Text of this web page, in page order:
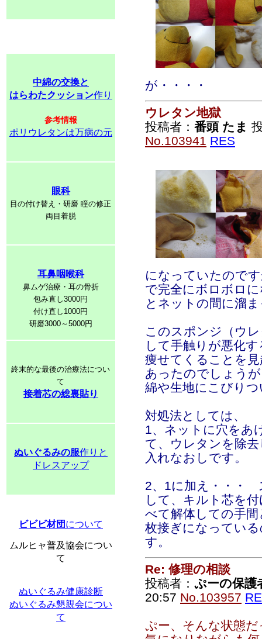
中綿の交換と
はらわたクッション作り
参考情報
ポリウレタンは万病の元
眼科
目の付け替え・研磨 瞳の修正
両目着脱
耳鼻咽喉科
鼻ムゲ治療・耳の骨折
包み直し3000円
付け直し1000円
研磨3000～5000円
終末的な最後の治療法につい
て
接着芯の総裏貼り
ぬいぐるみの服作りと
ドレスアップ
ビビビ材団 について
ムルヒャ普及協会につい
て
ぬいぐるみ健康診断
ぬいぐるみ懇親会につい
て
が・・・・
ウレタン地獄
投稿者： 番頭 たま
No.103941 RES
になっていたので
で完全にボロボロ
とネットの間に溜
このスポンジ（ウ
して手触りが悪化
痩せてくることを
あったのでしょう
綿や生地にこびり
対処法としては、
1、ネットに穴をあ
て、ウレタンを除
入れなおしです。
2、1に加え・・・
して、キルト芯を
べて解体しての手
枚接ぎになってい
す。
Re: 修理の相談
投稿者： ぷーの保護
20:57 No.103957
ぷー、そんな状態